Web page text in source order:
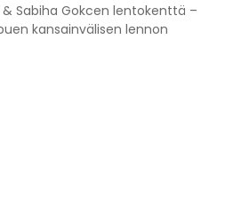
Sabiha Gokcen lentokenttä –
kansainvälisen lennon